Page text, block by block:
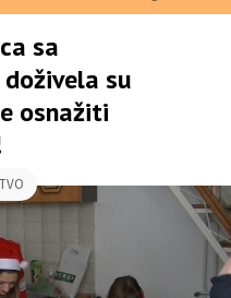
sa
su
osnažiti